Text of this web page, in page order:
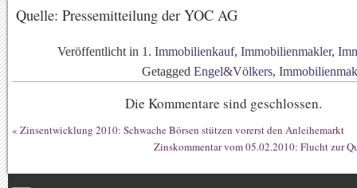
Quelle: Pressemitteilung der YOC AG
Veröffentlicht in 1. Immobilienkauf, Immobilienmakler,
Getagged Engel&Völkers,
Die Kommentare sind geschlossen.
« Zinsentwicklung 2010: Schwache Börsen stützen vorerst den Anleihemarkt
Zinskommentar vom 05.02.2010: Flucht zur